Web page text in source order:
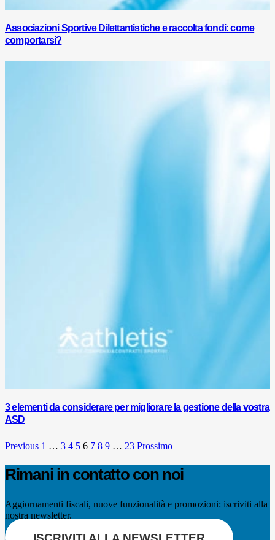
Associazioni Sportive Dilettantistiche e raccolta fondi: come
comportarsi?
3 elementi da considerare per migliorare la gestione della vostra
ASD
Previous 1 … 3 4 5 6 7 8 9 … 23 Prossimo
Rimani in contatto con noi
Aggiornamenti fiscali, nuove funzionalità e promozioni: iscriviti alla
nostra newsletter.